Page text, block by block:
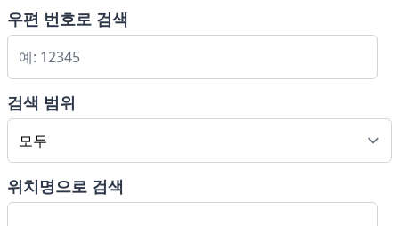
우편 번호로 검색
검색 범위
위치명으로 검색